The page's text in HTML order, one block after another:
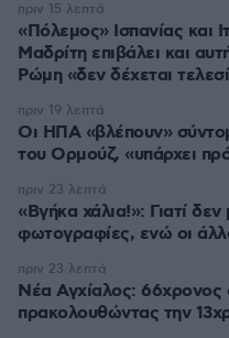
«Πόλεμος» Ισπανίας και
Μαδρίτη επιβάλει και
Ρώμη «δεν δέχεται
πριν 15 λεπτά
Οι ΗΠΑ «βλέπουν» σύντομα μια συμφωνία για τα Στενά
του Ορμούζ, «υπάρχει
πριν 19 λεπτά
«Βγήκα χάλια!»: Γιατί
φωτογραφίες, ενώ οι
πριν 23 λεπτά
Νέα Αγχίαλος: 66χρονος
πρακολουθώντας την
πριν 23 λεπτά